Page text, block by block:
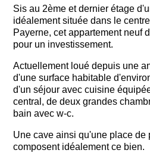
Sis au 2ème et dernier étage
idéalement située dans le
Payerne, cet appartement neuf
pour un investissement.
Actuellement loué depuis une
d'une surface habitable
d'un séjour avec cuisine
central, de deux grandes
bain avec w-c.
Une cave ainsi qu'une place de
composent idéalement ce bien.